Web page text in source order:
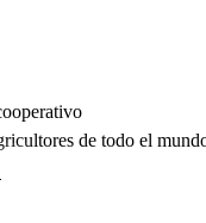
de todo el